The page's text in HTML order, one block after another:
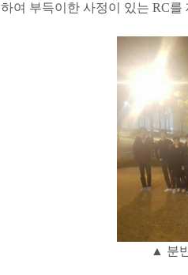
하여 부득이한 사정이 있는 RC
▲ 분